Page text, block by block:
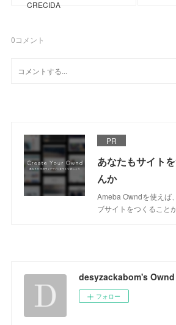
CRECIDA
0コメント
PR
あなたもサイト
んか
Ameba Owndを使えば
ブサイトをつくること
desyzackabom's Ownd
フォロー